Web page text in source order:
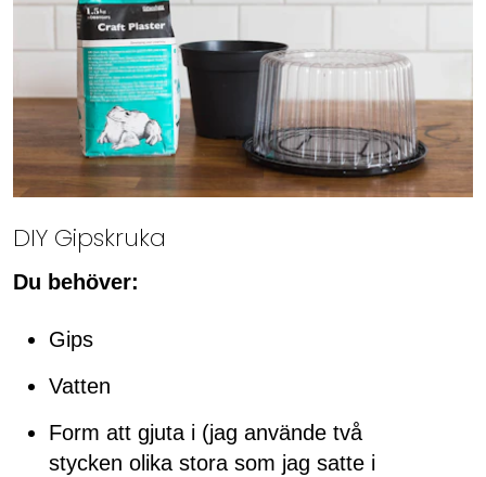
DIY Gipskruka
Du behöver:
Gips
Vatten
Form att gjuta i (jag använde två
stycken olika stora som jag satte i